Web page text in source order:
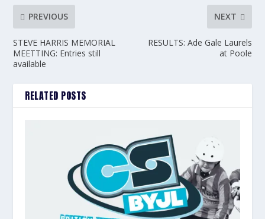
PREVIOUS
STEVE HARRIS MEMORIAL
MEETTING: Entries still
available
NEXT
RESULTS: Ade Gale Laurels
at Poole
RELATED POSTS